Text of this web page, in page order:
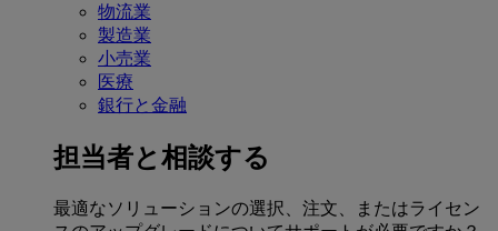
物流業
製造業
小売業
医療
銀行と金融
担当者と相談する
最適なソリューションの選択、注文、またはライセン